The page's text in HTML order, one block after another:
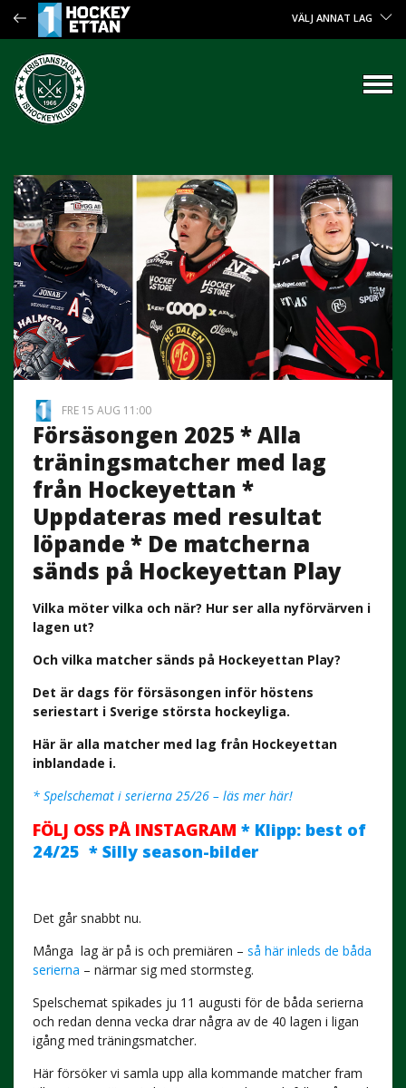
VÄLJ ANNAT LAG
FRE 15 AUG 11:00
Försäsongen 2025 * Alla
träningsmatcher med lag
från Hockeyettan *
Uppdateras med resultat
löpande * De matcherna
sänds på Hockeyettan Play
Vilka möter vilka och när? Hur ser alla nyförvärven i
lagen ut?
Och vilka matcher sänds på Hockeyettan Play?
Det är dags för försäsongen inför höstens
seriestart i Sverige största hockeyliga.
Här är alla matcher med lag från Hockeyettan
inblandade i.
* Spelschemat i serierna 25/26 – läs mer här!
FÖLJ OSS PÅ INSTAGRAM * Klipp: best of
24/25 * Silly season-bilder
Det går snabbt nu.
Många lag är på is och premiären – så här inleds de båda
serierna – närmar sig med stormsteg.
Spelschemat spikades ju 11 augusti för de båda serierna
och redan denna vecka drar några av de 40 lagen i ligan
igång med träningsmatcher.
Här försöker vi samla upp alla kommande matcher fram